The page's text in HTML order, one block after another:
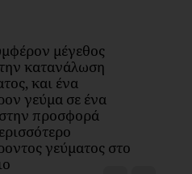
μέγεθος
κατανάλωση
και ένα
γεύμα σε ένα
στην προσφορά
γεύματος στο